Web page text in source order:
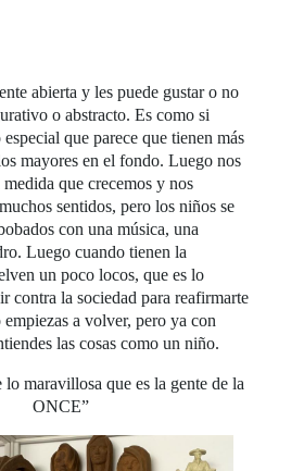
abierta y les puede gustar o no
o abstracto. Es como si
que parece que tienen más
mayores en el fondo. Luego nos
que crecemos y nos
sentidos, pero los niños se
con una música, una
Luego cuando tienen la
un poco locos, que es lo
contra la sociedad para reafirmarte
a volver, pero ya con
las cosas como un niño.
lo maravillosa que es la gente de la
ONCE”